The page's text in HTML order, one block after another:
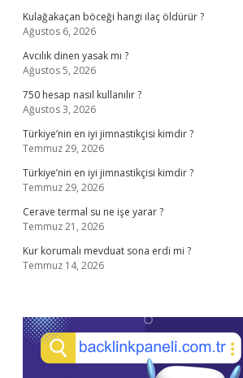
Kulağakaçan böceği hangi ilaç öldürür ?
Ağustos 6, 2026
Avcılık dinen yasak mı ?
Ağustos 5, 2026
750 hesap nasıl kullanılır ?
Ağustos 3, 2026
Türkiye’nin en iyi jimnastikçisi kimdir ?
Temmuz 29, 2026
Türkiye’nin en iyi jimnastikçisi kimdir ?
Temmuz 29, 2026
Cerave termal su ne işe yarar ?
Temmuz 21, 2026
Kur korumalı mevduat sona erdi mi ?
Temmuz 14, 2026